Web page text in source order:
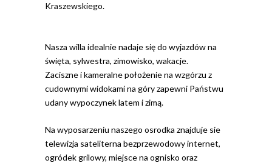
Kraszewskiego.
Nasza willa idealnie nadaje się do wyjazdów na
święta, sylwestra, zimowisko, wakacje.
Zaciszne i kameralne położenie na wzgórzu z
cudownymi widokami na góry zapewni Państwu
udany wypoczynek latem i zimą.
Na wyposarzeniu naszego osrodka znajduje sie
telewizja sateliterna bezprzewodowy internet,
ogródek grilowy, miejsce na ognisko oraz